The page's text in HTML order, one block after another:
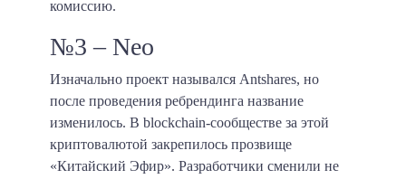
комиссию.
№3 – Neo
Изначально проект назывался Antshares, но
после проведения ребрендинга название
изменилось. В blockchain-сообществе за этой
криптовалютой закрепилось прозвище
«Китайский Эфир». Разработчики сменили не